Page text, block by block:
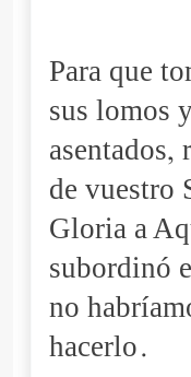
Para que
sus lomos
asentados,
de vuestro
Gloria a
subordinó
no
hacerlo.